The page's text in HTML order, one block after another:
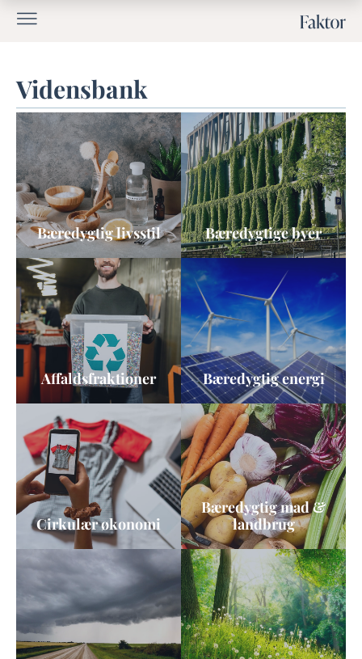
Vidensbank
Bæredygtig livsstil Bæredygtige byer
Affaldsfraktioner Bæredygtig energi
Cirkulær økonomi
Bæredygtig mad &
landbrug